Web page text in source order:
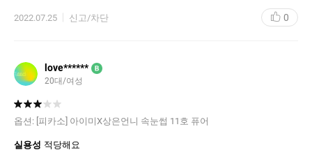
2022.07.25 신고/차단 0
love****** B
20대/여성
옵션: [피카소] 아이미X상은언니 속눈썹 11호 퓨어
실용성 적당해요